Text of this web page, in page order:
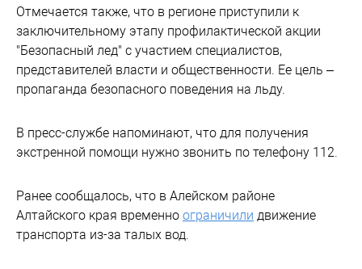
Отмечается также, что в регионе приступили к
заключительному этапу профилактической акции
"Безопасный лед" с участием специалистов,
представителей власти и общественности. Ее цель –
пропаганда безопасного поведения на льду.
В пресс-службе напоминают, что для получения
экстренной помощи нужно звонить по телефону 112.
Ранее сообщалось, что в Алейском районе
Алтайского края временно ограничили движение
транспорта из-за талых вод.